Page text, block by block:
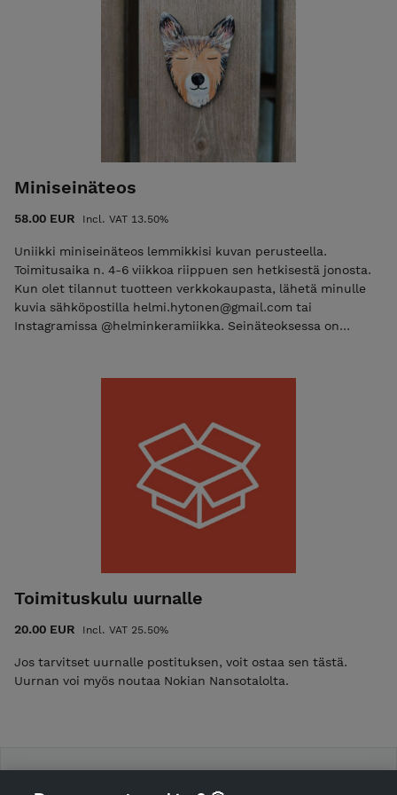
ja se maalataan akryyliväreillä ja pinta käsitellään lakalla.
Tätä uurnaa ei ole tarkoitettu haudattavaksi, vaan koriste-
esineeksi ja tuhkan säilytykseen. Kysy lisää sähköpostilla
helmi.hytonen@gmail.com tai Instagramissa
@helminkeramiikka. Vastaan mielelläni kaikkiin kysymyksiin!
Miniseinäteos
58.00 EUR Incl. VAT 13.50%
Uniikki miniseinäteos lemmikkisi kuvan perusteella.
Toimitusaika n. 4-6 viikkoa riippuen sen hetkisestä jonosta.
Kun olet tilannut tuotteen verkkokaupasta, lähetä minulle
kuvia sähköpostilla helmi.hytonen@gmail.com tai
Instagramissa @helminkeramiikka. Seinäteoksessa on
kommentoitavaksi muotoilu- ja maalausvaiheessa, jotta olet
Toimituskulu uurnalle
20.00 EUR Incl. VAT 25.50%
Jos tarvitset uurnalle postituksen, voit ostaa sen tästä.
Uurnan voi myös noutaa Nokian Nansotalolta.